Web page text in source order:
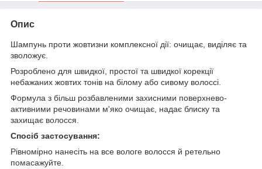
Опис
Шампунь проти жовтизни комплексної дії: очищає, виділяє та
зволожує.
Розроблено для швидкої, простої та швидкої корекції
небажаних жовтих тонів на білому або сивому волоссі.
Формула з більш розбавленими захисними поверхнево-
активними речовинами м'яко очищає, надає блиску та
захищає волосся.
Спосіб застосування:
Рівномірно нанесіть на все вологе волосся й ретельно
помасажуйте.